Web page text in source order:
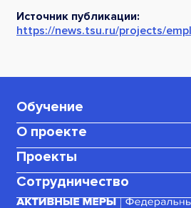
Источник публикации:
https://news.tsu.ru/projects/
Обучение
Каталог программ
Для мам в декрете
Для граждан, ищущих
О проекте
Центр карьеры
Политика
Проекты
Медиаблог
Сотрудничество